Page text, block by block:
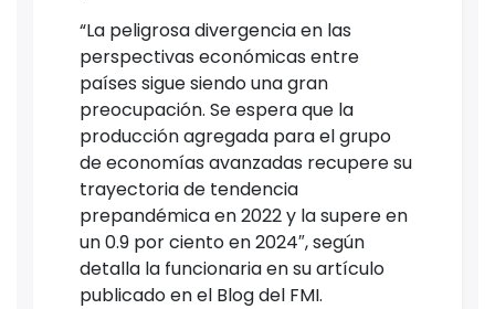
“La peligrosa divergencia en las
perspectivas económicas entre
países sigue siendo una gran
preocupación. Se espera que la
producción agregada para el grupo
de economías avanzadas recupere su
trayectoria de tendencia
prepandémica en 2022 y la supere en
un 0.9 por ciento en 2024″, según
detalla la funcionaria en su artículo
publicado en el Blog del FMI.